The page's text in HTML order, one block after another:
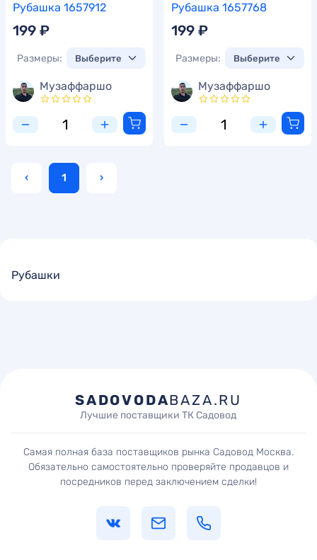
Рубашка 1657912
199 ₽
Размеры:
Музаффаршо
Рубашка 1657768
199 ₽
Размеры:
Музаффаршо
‹ 1 ›
Рубашки
SADOVODABAZA.RU
Лучшие поставщики ТК Садовод
Самая полная база поставщиков рынка Садовод Москва.
Обязательно самостоятельно проверяйте продавцов и
посредников перед заключением сделки!